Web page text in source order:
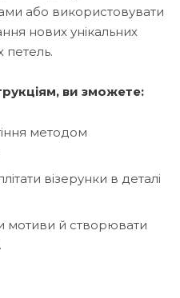
або використовувати
нових унікальних
петель.
ви зможете:
методом
візерунки в деталі
мотиви й створювати